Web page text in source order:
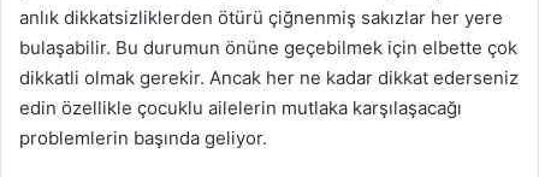
anlık dikkatsizliklerden ötürü çiğnenmiş sakızlar her yere
bulaşabilir. Bu durumun önüne geçebilmek için elbette çok
dikkatli olmak gerekir. Ancak her ne kadar dikkat ederseniz
edin özellikle çocuklu ailelerin mutlaka karşılaşacağı
problemlerin başında geliyor.